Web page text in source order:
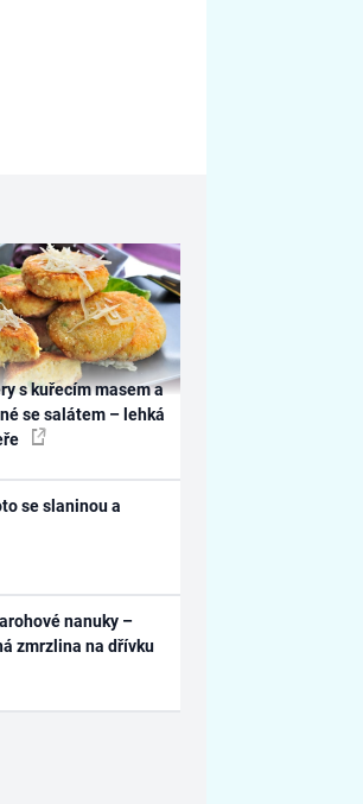
s kuřecím masem a
se salátem – lehká
se slaninou a
nanuky –
zmrzlina na dřívku